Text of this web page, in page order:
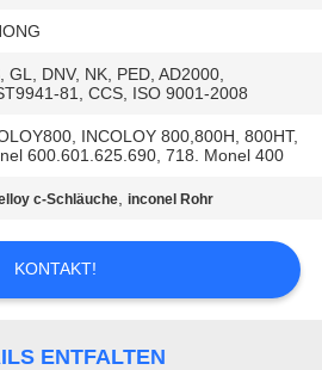
GL, DNV, NK, PED, AD2000,
81, CCS, ISO 9001-2008
INCOLOY 800,800H, 800HT,
600.601.625.690, 718. Monel 400
c-Schläuche,inconel Rohr
KONTAKT!
ENTFALTEN